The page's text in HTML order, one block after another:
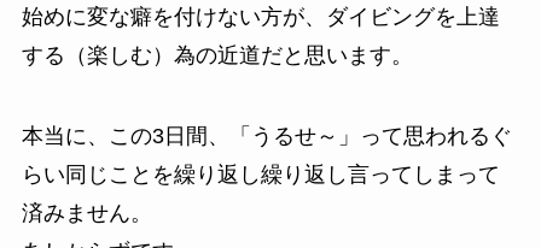
始めに変な癖を付けない方が、ダイビングを上達
する（楽しむ）為の近道だと思います。
本当に、この3日間、「うるせ～」って思われるぐ
らい同じことを繰り返し繰り返し言ってしまって
済みません。